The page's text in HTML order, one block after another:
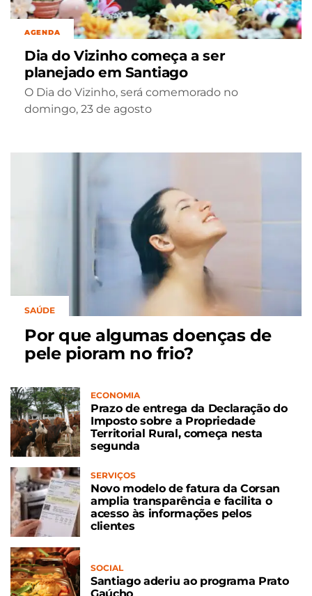
AGENDA
Dia do Vizinho começa a ser
planejado em Santiago
O Dia do Vizinho, será comemorado no
domingo, 23 de agosto
SAÚDE
Por que algumas doenças de
pele pioram no frio?
ECONOMIA
Prazo de entrega da Declaração do
Imposto sobre a Propriedade
Territorial Rural, começa nesta
segunda
SERVIÇOS
Novo modelo de fatura da Corsan
amplia transparência e facilita o
acesso às informações pelos
clientes
SOCIAL
Santiago aderiu ao programa Prato